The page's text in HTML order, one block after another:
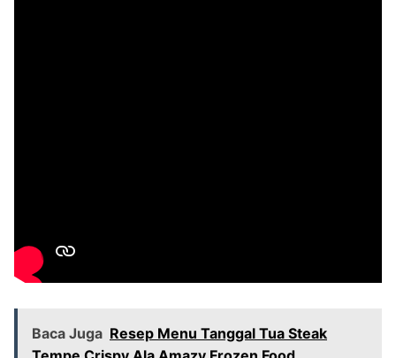
Baca Juga Resep Menu Tanggal Tua Steak